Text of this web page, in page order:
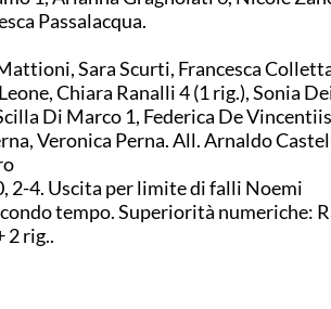
Passalacqua.
Sara Scurti, Francesca
Chiara Ranalli 4 (1 rig.), Sonia
Di Marco 1, Federica De
Veronica Perna. All. Arnaldo
2-4. Uscita per limite di falli Noemi
tempo. Superiorità numeriche:
2 rig..